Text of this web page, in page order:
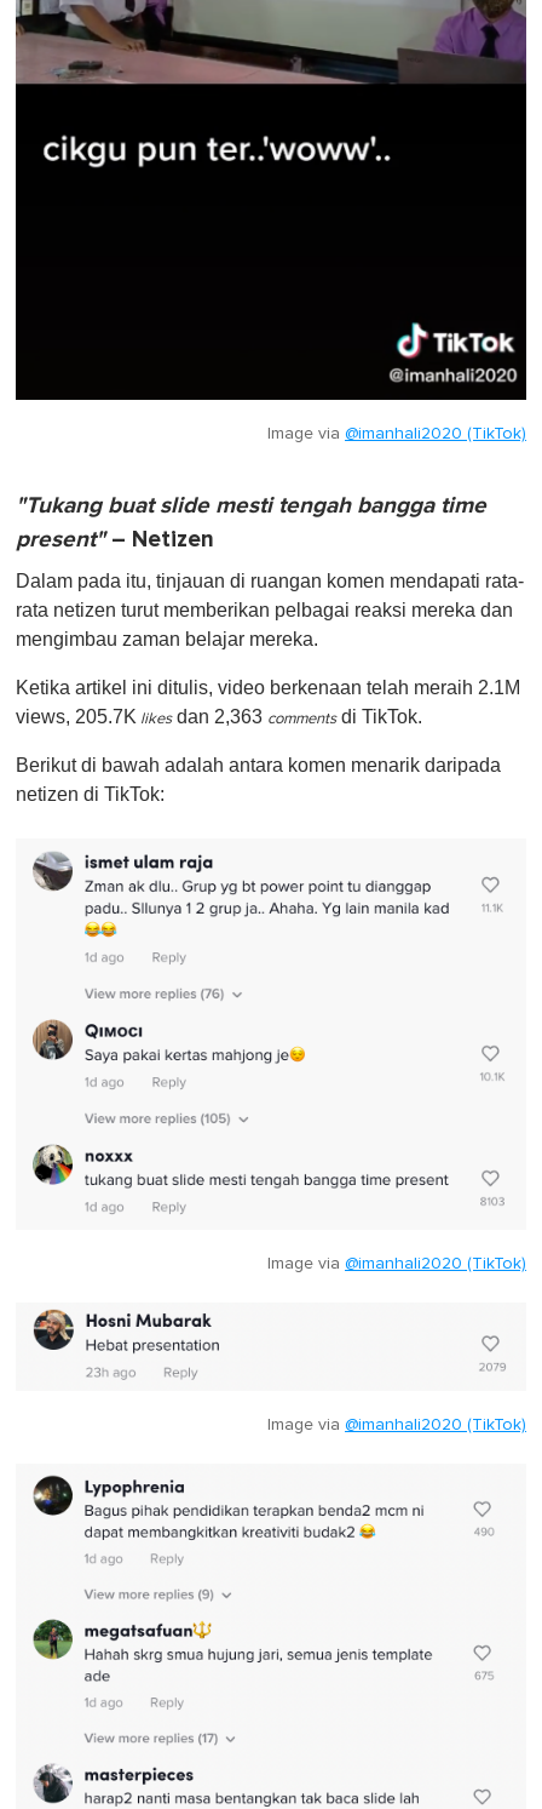
Image via @imanhali2020 (TikTok)
"Tukang buat slide mesti tengah bangga time
present"– Netizen
Dalam pada itu, tinjauan di ruangan komen mendapati rata-
rata netizen turut memberikan pelbagai reaksi mereka dan
mengimbau zaman belajar mereka.
Ketika artikel ini ditulis, video berkenaan telah meraih 2.1M
views, 205.7K likesdan 2,363 commentsdi TikTok.
Berikut di bawah adalah antara komen menarik daripada
netizen di TikTok:
Image via @imanhali2020 (TikTok)
Image via @imanhali2020 (TikTok)